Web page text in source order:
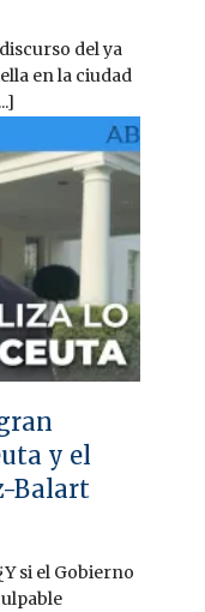
del ya
en la ciudad
y el
Balart
si el Gobierno